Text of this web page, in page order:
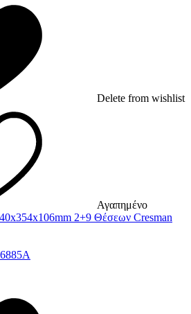
Delete from wishlist
Αγαπημένο
2+9 Θέσεων Cresman